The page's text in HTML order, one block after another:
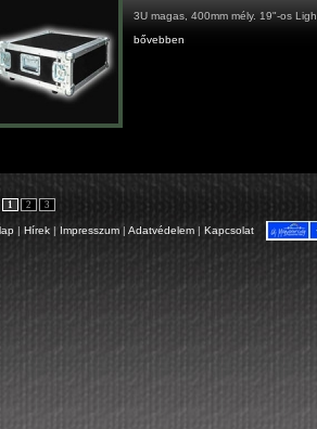
3U magas, 400mm mély. 19"-os
bővebben
1 2 3
| Hírek | Impresszum | Adatvédelem | Kapcsolat